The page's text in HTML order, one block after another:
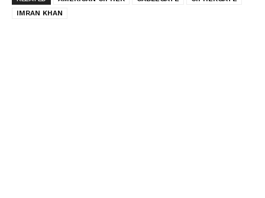
IMRAN KHAN